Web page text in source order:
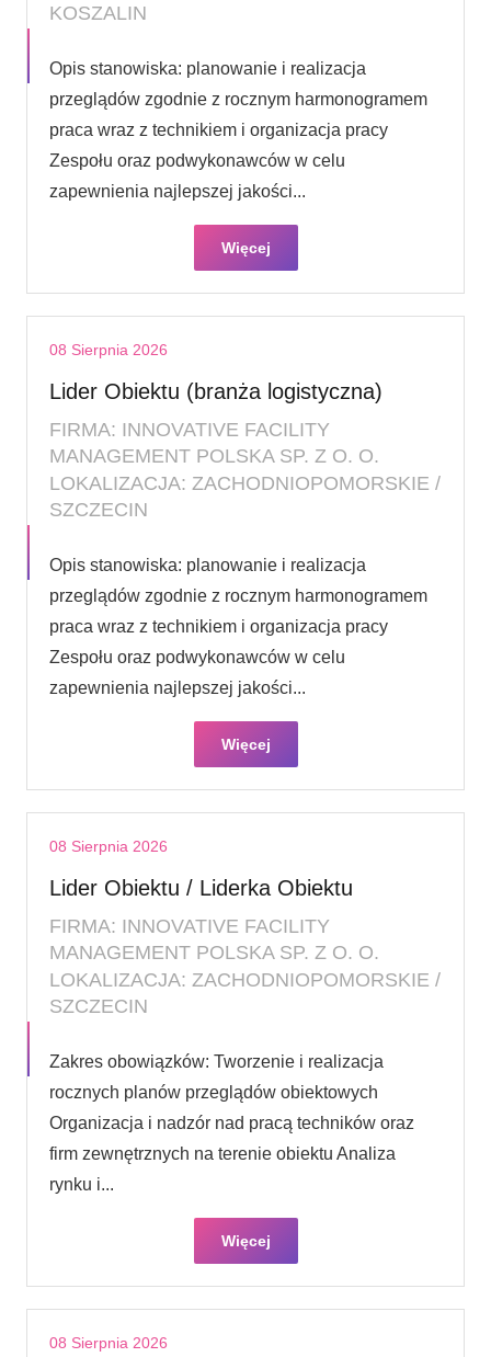
KOSZALIN
Opis stanowiska: planowanie i realizacja
przeglądów zgodnie z rocznym harmonogramem
praca wraz z technikiem i organizacja pracy
Zespołu oraz podwykonawców w celu
zapewnienia najlepszej jakości...
Więcej
08 Sierpnia 2026
Lider Obiektu (branża logistyczna)
FIRMA: INNOVATIVE FACILITY
MANAGEMENT POLSKA SP. Z O. O.
LOKALIZACJA: ZACHODNIOPOMORSKIE /
SZCZECIN
Opis stanowiska: planowanie i realizacja
przeglądów zgodnie z rocznym harmonogramem
praca wraz z technikiem i organizacja pracy
Zespołu oraz podwykonawców w celu
zapewnienia najlepszej jakości...
Więcej
08 Sierpnia 2026
Lider Obiektu / Liderka Obiektu
FIRMA: INNOVATIVE FACILITY
MANAGEMENT POLSKA SP. Z O. O.
LOKALIZACJA: ZACHODNIOPOMORSKIE /
SZCZECIN
Zakres obowiązków: Tworzenie i realizacja
rocznych planów przeglądów obiektowych
Organizacja i nadzór nad pracą techników oraz
firm zewnętrznych na terenie obiektu Analiza
rynku i...
Więcej
08 Sierpnia 2026